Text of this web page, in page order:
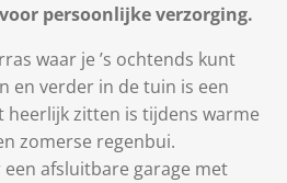
persoonlijke verzorging.
waar je ’s ochtends kunt
en verder in de tuin is een
heerlijk zitten is tijdens warme
zomerse regenbui.
afsluitbare garage met